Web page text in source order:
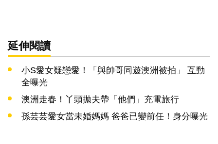
延伸閱讀
小S愛女疑戀愛！「與帥哥同遊澳洲被拍」 互動
全曝光
澳洲走春！丫頭拋夫帶「他們」充電旅行
孫芸芸愛女當未婚媽媽 爸爸已變前任！身分曝光